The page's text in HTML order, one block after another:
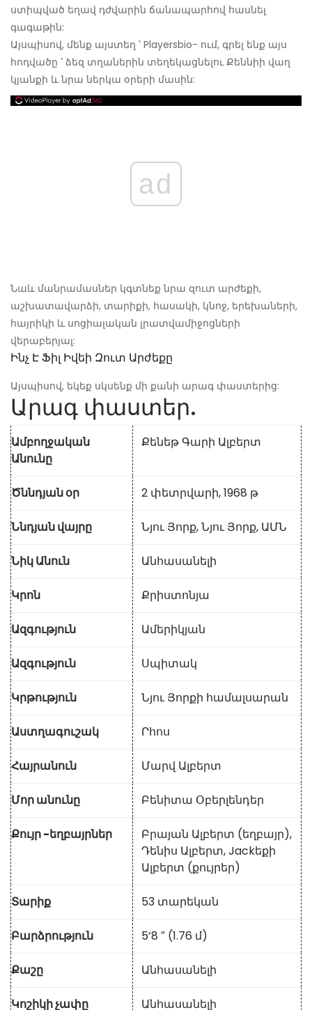
ստիպված եղավ դժվարին ճանապարհով հասնել
գագաթին:
Այսպիսով, մենք այստեղ ՝ Playersbio- ում, գրել ենք այս
հոդվածը ՝ ձեզ տղաներին տեղեկացնելու Քեննիի վաղ
կյանքի և նրա ներկա օրերի մասին:
ad
Նաև մանրամասներ կգտնեք նրա զուտ արժեքի,
աշխատավարձի, տարիքի, հասակի, կնոջ, երեխաների,
հայրիկի և սոցիալական լրատվամիջոցների
վերաբերյալ:
Ինչ Է Ֆիլ Իվեի Զուտ Արժեքը
Այսպիսով, եկեք սկսենք մի քանի արագ փաստերից:
Արագ փաստեր.
Ամբողջական
Անունը
Քենեթ Գարի Ալբերտ
Ծննդյան օր 2 փետրվարի, 1968 թ
Ննդյան վայրը Նյու Յորք, Նյու Յորք, ԱՄՆ
Նիկ Անուն Անհասանելի
Կրոն Քրիստոնյա
Ազգություն Ամերիկյան
Ազգություն Սպիտակ
Կրթություն Նյու Յորքի համալսարան
Աստղագուշակ Րհոս
Հայրանուն Մարվ Ալբերտ
Մոր անունը Բենիտա Օբերլենդեր
Քույր -եղբայրներ
Բրայան Ալբերտ (եղբայր),
Դենիս Ալբերտ, Jackեքի
Ալբերտ (քույրեր)
Տարիք 53 տարեկան
Բարձրություն 5’8 ″ (1.76 մ)
Քաշը Անհասանելի
Կոշիկի չափը Անհասանելի